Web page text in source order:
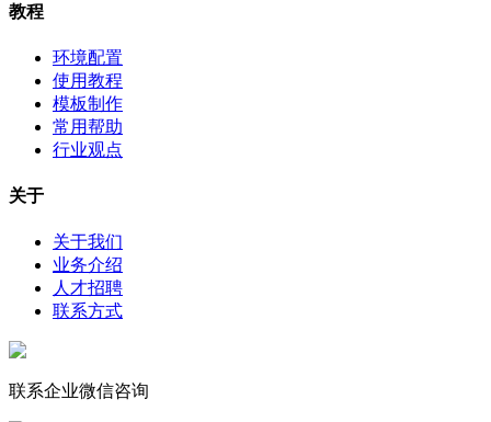
教程
环境配置
使用教程
模板制作
常用帮助
行业观点
关于
关于我们
业务介绍
人才招聘
联系方式
联系企业微信咨询